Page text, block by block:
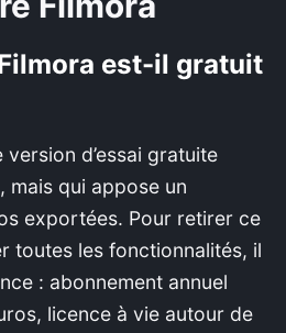
est-il gratuit
d’essai gratuite
mais qui appose un
exportées. Pour retirer ce
toutes les fonctionnalités, il
: abonnement annuel
licence à vie autour de